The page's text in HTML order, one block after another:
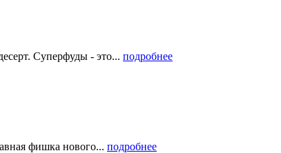
Суперфуды - это... подробнее
фишка нового... подробнее